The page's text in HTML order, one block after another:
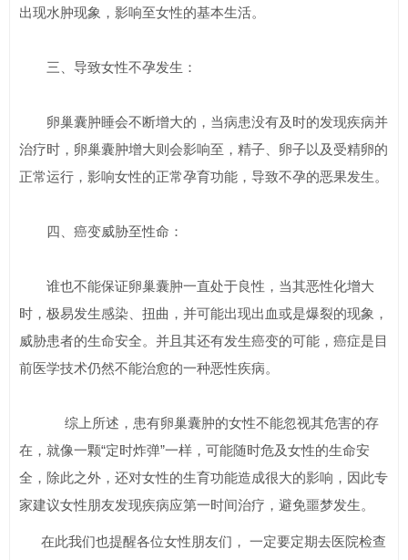
出现水肿现象，影响至女性的基本生活。
三、导致女性不孕发生：
卵巢囊肿睡会不断增大的，当病患没有及时的发现疾病并
治疗时，卵巢囊肿增大则会影响至，精子、卵子以及受精卵的
正常运行，影响女性的正常孕育功能，导致不孕的恶果发生。
四、癌变威胁至性命：
谁也不能保证卵巢囊肿一直处于良性，当其恶性化增大
时，极易发生感染、扭曲，并可能出现出血或是爆裂的现象，
威胁患者的生命安全。并且其还有发生癌变的可能，癌症是目
前医学技术仍然不能治愈的一种恶性疾病。
综上所述，患有卵巢囊肿的女性不能忽视其危害的存
在，就像一颗“定时炸弹”一样，可能随时危及女性的生命安
全，除此之外，还对女性的生育功能造成很大的影响，因此专
家建议女性朋友发现疾病应第一时间治疗，避免噩梦发生。
在此我们也提醒各位女性朋友们， 一定要定期去医院检查